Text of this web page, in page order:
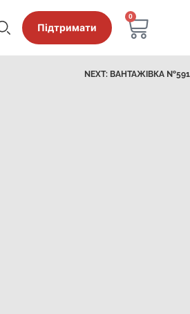
Підтримати
0
NEXT: ВАНТАЖІВКА №591